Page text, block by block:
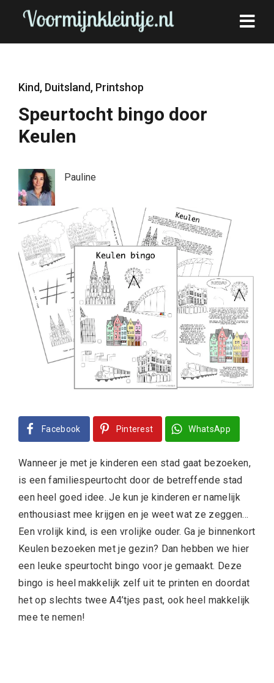
Kind, Duitsland, Printshop
Speurtocht bingo door
Keulen
Pauline
Facebook Pinterest WhatsApp
Wanneer je met je kinderen een stad gaat bezoeken,
is een familiespeurtocht door de betreffende stad
een heel goed idee. Je kun je kinderen er namelijk
enthousiast mee krijgen en je weet wat ze zeggen…
Een vrolijk kind, is een vrolijke ouder. Ga je binnenkort
Keulen bezoeken met je gezin? Dan hebben we hier
een leuke speurtocht bingo voor je gemaakt. Deze
bingo is heel makkelijk zelf uit te printen en doordat
het op slechts twee A4’tjes past, ook heel makkelijk
mee te nemen!